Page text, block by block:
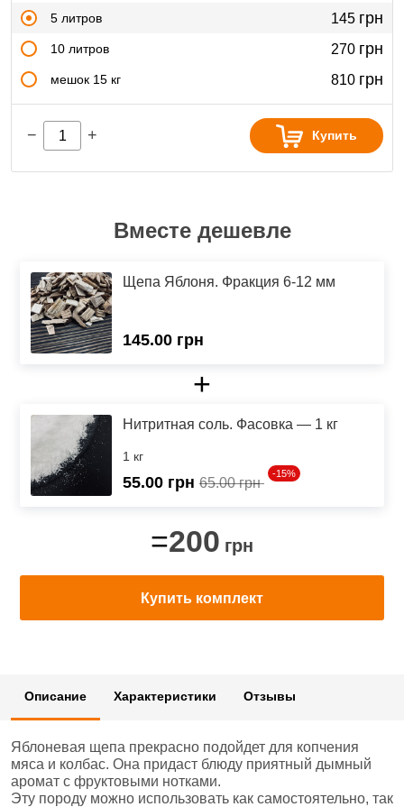
5 литров 145 грн
10 литров 270 грн
мешок 15 кг 810 грн
− + Купить
Вместе дешевле
Щепа Яблоня. Фракция 6-12 мм
145.00 грн
+
Нитритная соль. Фасовка — 1 кг
1 кг
55.00 грн 65.00 грн
-15%
=200 грн
Купить комплект
Описание Характеристики Отзывы
Яблоневая щепа прекрасно подойдет для копчения
мяса и колбас. Она придаст блюду приятный дымный
аромат с фруктовыми нотками.
Эту породу можно использовать как самостоятельно, так